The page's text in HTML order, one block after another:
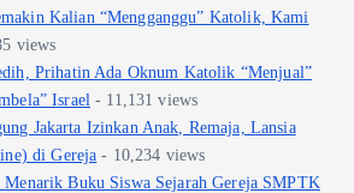
Kalian “Mengganggu” Katolik, Kami
views
Prihatin Ada Oknum Katolik “Menjual”
Israel - 11,131 views
Jakarta Izinkan Anak, Remaja, Lansia
di Gereja - 10,234 views
Buku Siswa Sejarah Gereja SMPTK